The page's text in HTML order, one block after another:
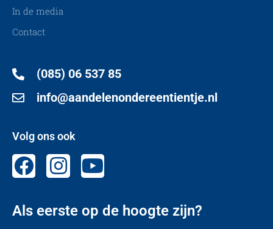
In de media
Contact
(085) 06 537 85
info@aandelenondereentientje.nl
Volg ons ook
Als eerste op de hoogte zijn?